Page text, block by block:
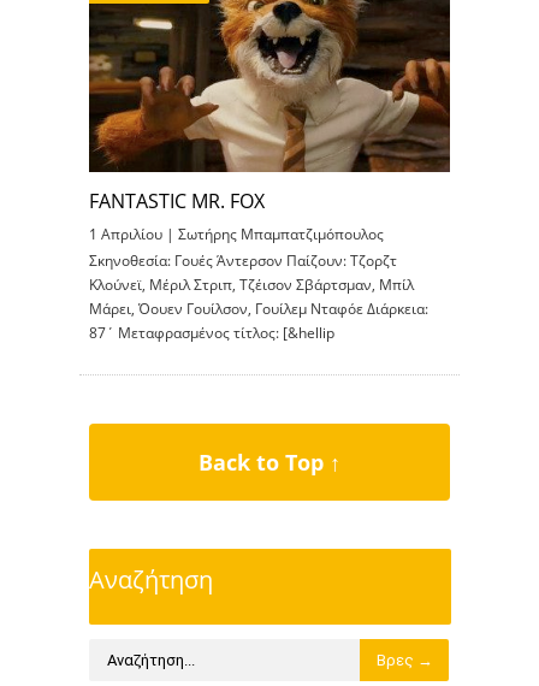
FANTASTIC MR. FOX
1 Απριλίου | Σωτήρης Μπαμπατζιμόπουλος
Σκηνοθεσία: Γουές Άντερσον Παίζουν: Τζορζτ
Κλούνεϊ, Μέριλ Στριπ, Τζέισον Σβάρτσμαν, Μπίλ
Μάρει, Όουεν Γουίλσον, Γουίλεμ Νταφόε Διάρκεια:
87΄ Μεταφρασμένος τίτλος: [&hellip
Back to Top ↑
Αναζήτηση